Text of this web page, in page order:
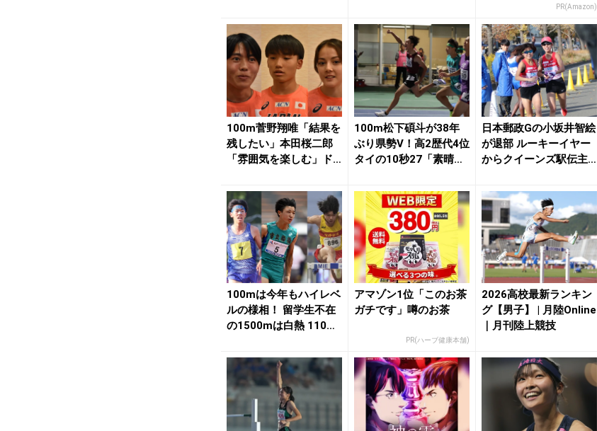
PR(Amazon)
100m菅野翔唯「結果を
残したい」本田桜二郎
「雰囲気を楽しむ」ド
100m松下碩斗が38年
ぶり県勢V！高2歴代4位
タイの10秒27「素晴ら
日本郵政Gの小坂井智絵
が退部 ルーキーイヤー
からクイーンズ駅伝主
100mは今年もハイレベ
ルの様相！ 留学生不在
の1500mは白熱 110m
アマゾン1位「このお茶
ガチです」噂のお茶
PR(ハーブ健康本舗)
2026高校最新ランキン
グ【男子】 | 月陸Online
｜月刊陸上競技